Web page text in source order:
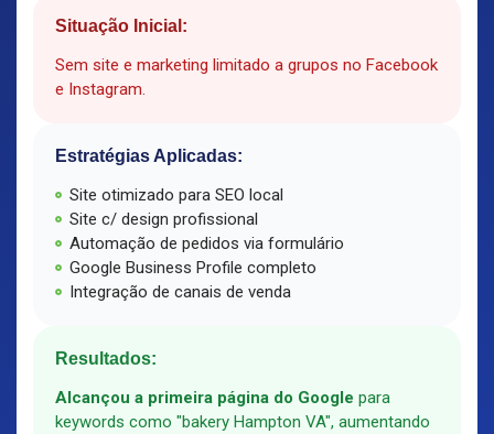
Situação Inicial:
Sem site e marketing limitado a grupos no Facebook
e Instagram.
Estratégias Aplicadas:
Site otimizado para SEO local
Site c/ design profissional
Automação de pedidos via formulário
Google Business Profile completo
Integração de canais de venda
Resultados:
Alcançou a primeira página do Google para
keywords como "bakery Hampton VA", aumentando